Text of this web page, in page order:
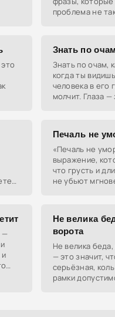
проблема не
Знать по
Знать по очам,
когда ты
человека в его
молчит. Глаза
Печаль не
«Печаль не
выражение,
что грусть и
не убьют
—
Не велика
ворота
Не велика
— это значит,
серьёзная,
рамки